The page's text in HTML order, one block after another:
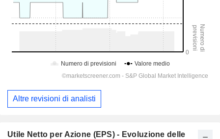
Altre revisioni di analisti
Utile Netto per Azione (EPS) - Evoluzione delle